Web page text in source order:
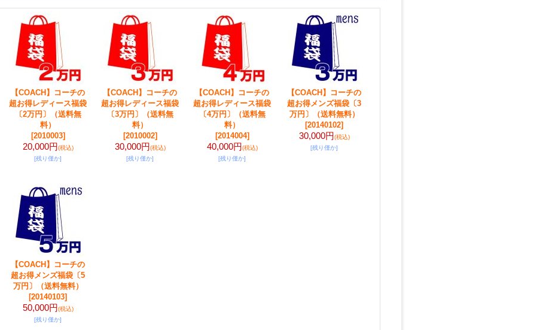
【COACH】コーチの
超お得レディース福袋
〔2万円〕（送料無
料）
[2010003]
20,000円(税込)
[残り僅か]
【COACH】コーチの
超お得レディース福袋
〔3万円〕（送料無
料）
[2010002]
30,000円(税込)
[残り僅か]
【COACH】コーチの
超お得レディース福袋
〔4万円〕（送料無
料）
[2014004]
40,000円(税込)
[残り僅か]
【COACH】コーチの
超お得メンズ福袋〔3
万円〕（送料無料）
[20140102]
30,000円(税込)
[残り僅か]
【COACH】コーチの
超お得メンズ福袋〔5
万円〕（送料無料）
[20140103]
50,000円(税込)
[残り僅か]